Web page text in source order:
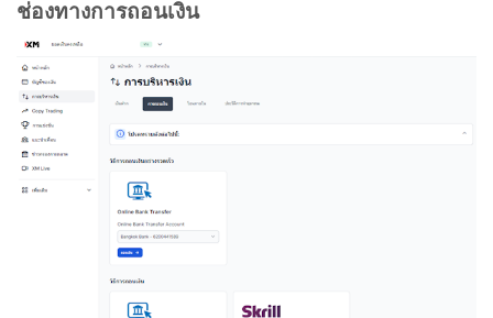
ช่องทางการถอนเงิน